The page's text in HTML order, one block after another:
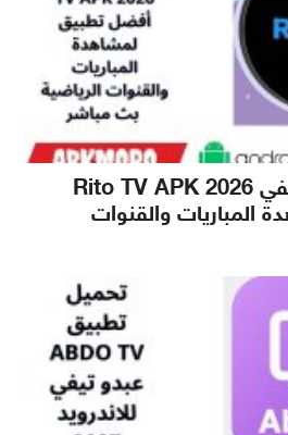
تحميل تطبيق ريتو تيفي Rito TV APK 2026
المباريات والقنوات